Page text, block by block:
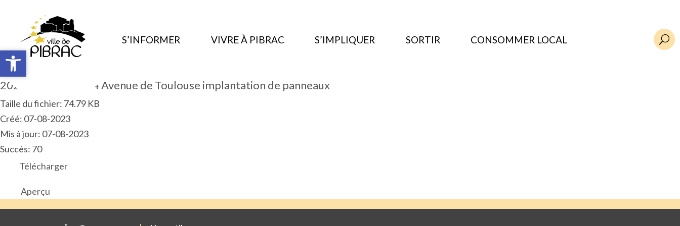
Ouvrir la barre d’outils
S’INFORMER VIVRE À PIBRAC S’IMPLIQUER SORTIR CONSOMMER LOCAL U
2023.06.ARP.PM.24 Avenue de Toulouse implantation de panneaux
Taille du fichier: 74.79 KB
Créé: 07-08-2023
Mis à jour: 07-08-2023
Succès: 70
Télécharger
Aperçu
Ouvrir la barre d’outils